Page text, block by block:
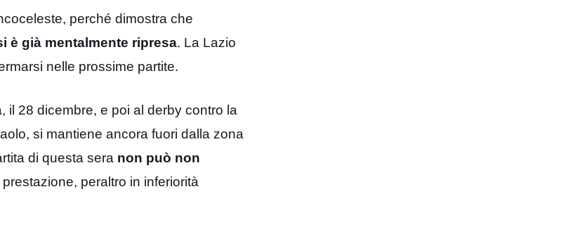
perché dimostra che
è già mentalmente ripresa. La Lazio
nelle prossime partite.
il 28 dicembre, e poi al derby contro la
si mantiene ancora fuori dalla zona
di questa sera non può non
peraltro in inferiorità